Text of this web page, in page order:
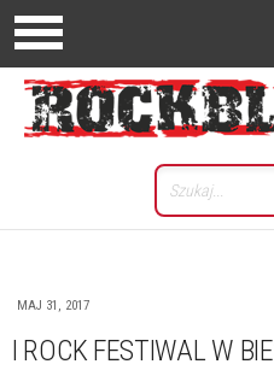
MAJ 31, 2017
I ROCK FESTIWAL W